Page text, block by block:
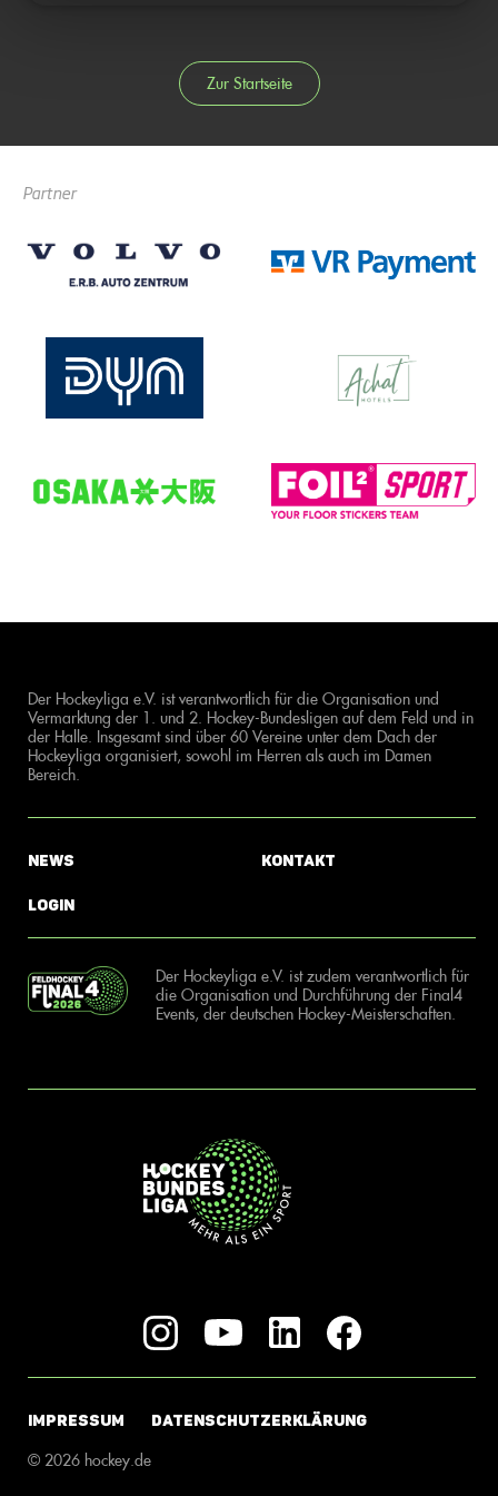
Zur Startseite
Partner
Der Hockeyliga e.V. ist verantwortlich für die Organisation und
Vermarktung der 1. und 2. Hockey-Bundesligen auf dem Feld und in
der Halle. Insgesamt sind über 60 Vereine unter dem Dach der
Hockeyliga organisiert, sowohl im Herren als auch im Damen
Bereich.
News
Login
Kontakt
Der Hockeyliga e.V. ist zudem verantwortlich für
die Organisation und Durchführung der Final4
Events, der deutschen Hockey-Meisterschaften.
IMPRESSUM DATENSCHUTZERKLÄRUNG
© 2026 hockey.de